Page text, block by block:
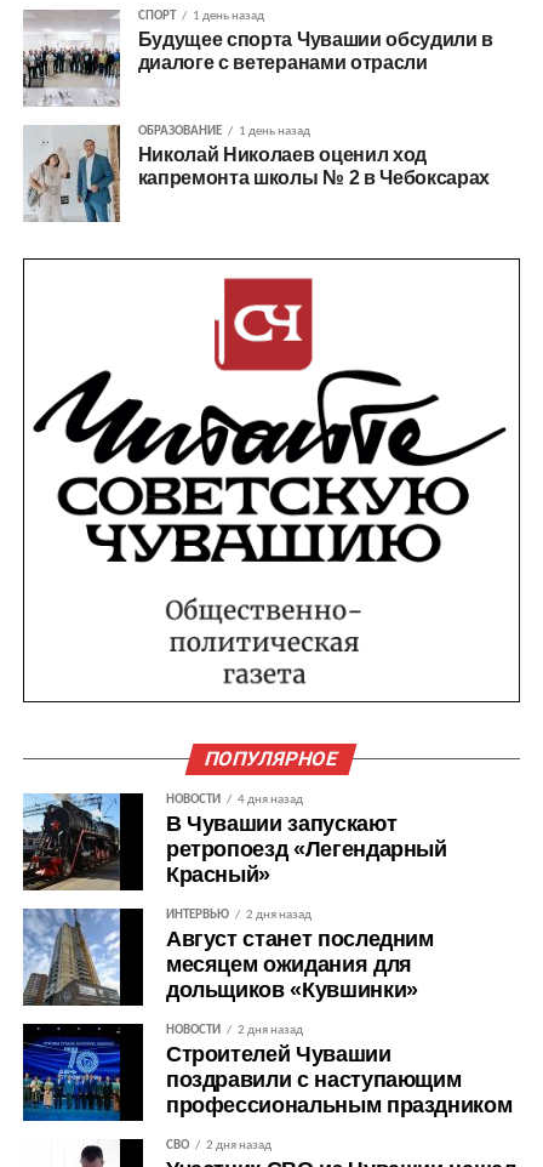
СПОРТ 1 день назад
Будущее спорта Чувашии обсудили в
диалоге с ветеранами отрасли
ОБРАЗОВАНИЕ 1 день назад
Николай Николаев оценил ход
капремонта школы № 2 в Чебоксарах
ПОПУЛЯРНОЕ
НОВОСТИ 4 дня назад
В Чувашии запускают
ретропоезд «Легендарный
Красный»
ИНТЕРВЬЮ 2 дня назад
Август станет последним
месяцем ожидания для
дольщиков «Кувшинки»
НОВОСТИ 2 дня назад
Строителей Чувашии
поздравили с наступающим
профессиональным праздником
СВО 2 дня назад